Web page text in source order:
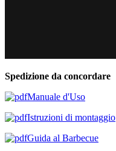
Spedizione da concordare
Manuale d'Uso
Istruzioni di montaggio
Guida al Barbecue